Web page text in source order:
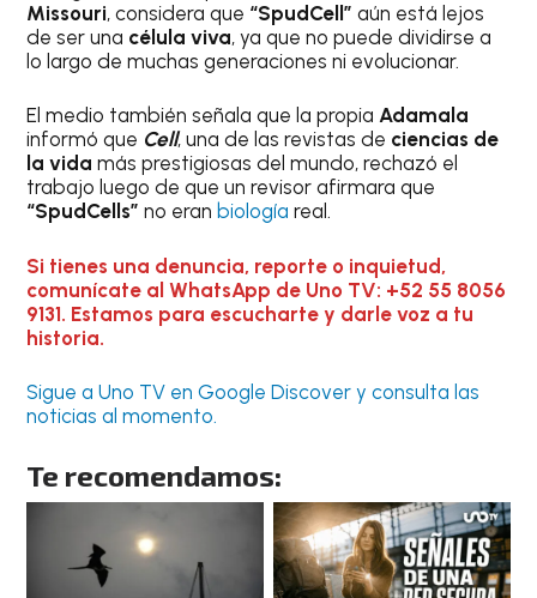
Missouri, considera que “SpudCell” aún está lejos
de ser una célula viva, ya que no puede dividirse a
lo largo de muchas generaciones ni evolucionar.
El medio también señala que la propiaAdamala
informó que Cell, una de las revistas de ciencias de
la vida más prestigiosas del mundo, rechazó el
trabajo luego de que un revisor afirmara que
“SpudCells” no eran biología real.
Si tienes una denuncia, reporte o inquietud,
comunícate al WhatsApp de Uno TV: +52 55 8056
9131. Estamos para escucharte y darle voz a tu
historia.
Sigue a Uno TV en Google Discover y consulta las
noticias al momento.
Te recomendamos: